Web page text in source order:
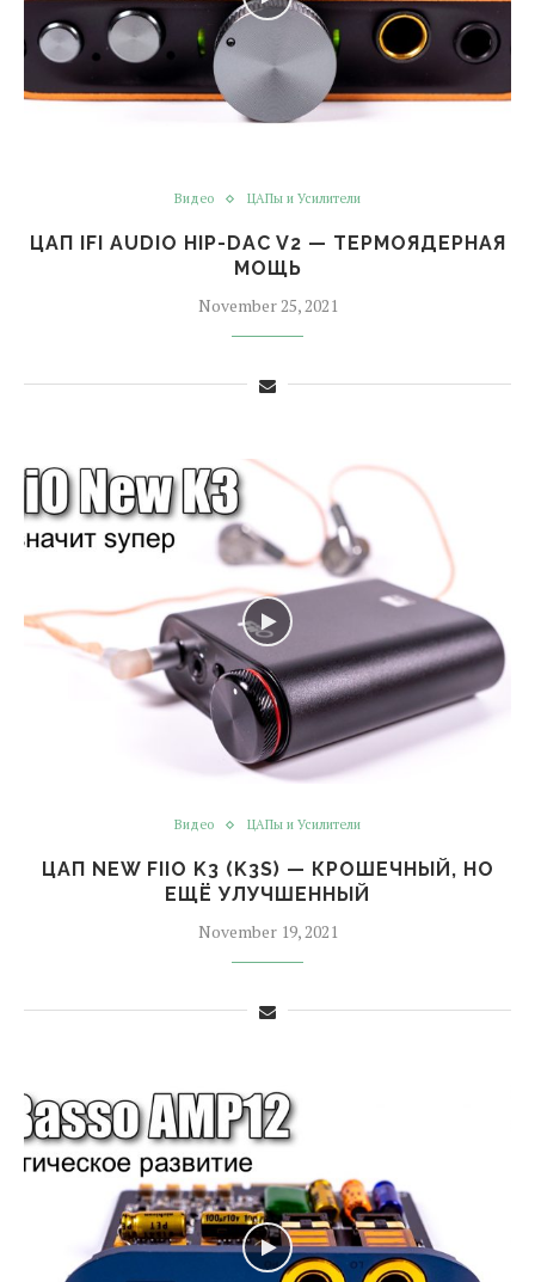
Видео ЦАПы и Усилители
ЦАП IFI AUDIO HIP-DAC V2 — ТЕРМОЯДЕРНАЯ
МОЩЬ
November 25, 2021
Видео ЦАПы и Усилители
ЦАП NEW FIIO K3 (K3S) — КРОШЕЧНЫЙ, НО
ЕЩЁ УЛУЧШЕННЫЙ
November 19, 2021